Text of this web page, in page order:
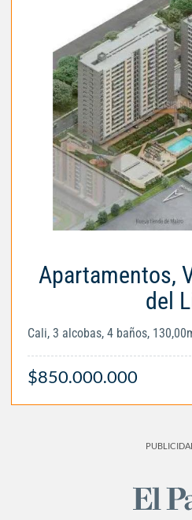
Apartamentos,
del
Cali, 3 alcobas, 4 baños,
$850.000.000